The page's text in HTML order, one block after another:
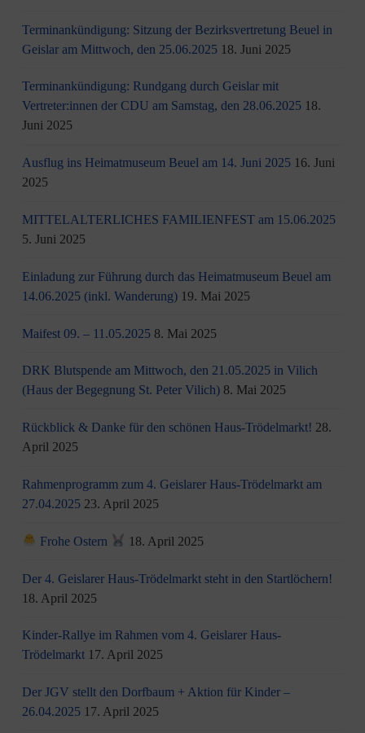
Terminankündigung: Sitzung der Bezirksvertretung Beuel in
Geislar am Mittwoch, den 25.06.2025 18. Juni 2025
Terminankündigung: Rundgang durch Geislar mit
Vertreter:innen der CDU am Samstag, den 28.06.2025 18.
Juni 2025
Ausflug ins Heimatmuseum Beuel am 14. Juni 2025 16. Juni
2025
MITTELALTERLICHES FAMILIENFEST am 15.06.2025
5. Juni 2025
Einladung zur Führung durch das Heimatmuseum Beuel am
14.06.2025 (inkl. Wanderung) 19. Mai 2025
Maifest 09. – 11.05.2025 8. Mai 2025
DRK Blutspende am Mittwoch, den 21.05.2025 in Vilich
(Haus der Begegnung St. Peter Vilich) 8. Mai 2025
Rückblick & Danke für den schönen Haus-Trödelmarkt! 28.
April 2025
Rahmenprogramm zum 4. Geislarer Haus-Trödelmarkt am
27.04.2025 23. April 2025
Frohe Ostern 18. April 2025
Der 4. Geislarer Haus-Trödelmarkt steht in den Startlöchern!
18. April 2025
Kinder-Rallye im Rahmen vom 4. Geislarer Haus-
Trödelmarkt 17. April 2025
Der JGV stellt den Dorfbaum + Aktion für Kinder –
26.04.2025 17. April 2025